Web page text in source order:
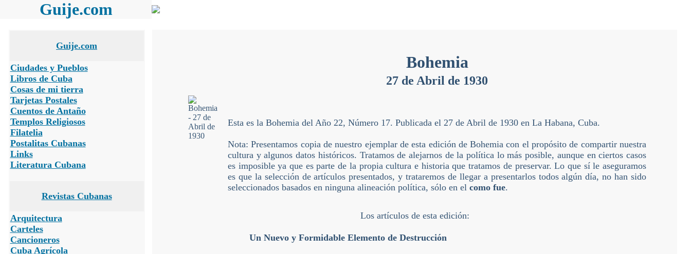
Guije.com
Guije.com
Ciudades y Pueblos
Libros de Cuba
Cosas de mi tierra
Tarjetas Postales
Cuentos de Antaño
Templos Religiosos
Filatelia
Postalitas Cubanas
Links
Literatura Cubana
Revistas Cubanas
Arquitectura
Carteles
Cancioneros
Cuba Agrícola
Bohemia
27 de Abril de 1930
Esta es la Bohemia del Año 22, Número 17. Publicada el 27 de Abril de 1930 en La Habana, Cuba.
Nota: Presentamos copia de nuestro ejemplar de esta edición de Bohemia con el propósito de compartir nuestra
cultura y algunos datos históricos. Tratamos de alejarnos de la política lo más posible, aunque en ciertos casos
es imposible ya que es parte de la propia cultura e historia que tratamos de preservar. Lo que sí le aseguramos
es que la selección de artículos presentados, y trataremos de llegar a presentarlos todos algún día, no han sido
seleccionados basados en ninguna alineación política, sólo en el como fue.
Los artículos de esta edición:
Un Nuevo y Formidable Elemento de Destrucción